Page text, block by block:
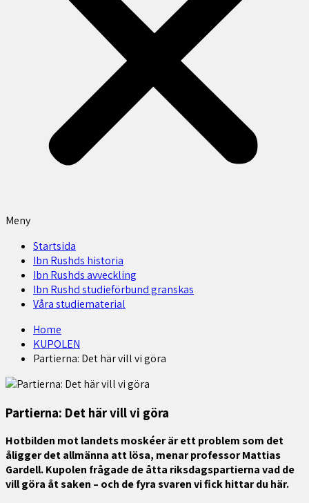
Meny
Startsida
Ibn Rushds historia
Ibn Rushds avveckling
Ibn Rushd studieförbund granskas​
Våra studiematerial
Home
KUPOLEN
Partierna: Det här vill vi göra
Partierna: Det här vill vi göra
Hotbilden mot landets moskéer är ett problem som det
åligger det allmänna att lösa, menar professor Mattias
Gardell. Kupolen frågade de åtta riksdagspartierna vad de
vill göra åt saken – och de fyra svaren vi fick hittar du här.